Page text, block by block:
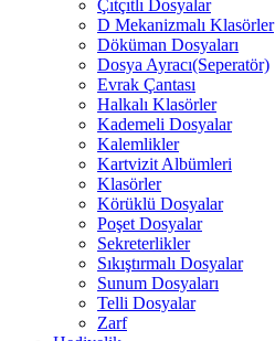
Çıtçıtlı Dosyalar
D Mekanizmalı Klasörler
Döküman Dosyaları
Dosya Ayracı(Seperatör)
Evrak Çantası
Halkalı Klasörler
Kademeli Dosyalar
Kalemlikler
Kartvizit Albümleri
Klasörler
Körüklü Dosyalar
Poşet Dosyalar
Sekreterlikler
Sıkıştırmalı Dosyalar
Sunum Dosyaları
Telli Dosyalar
Zarf